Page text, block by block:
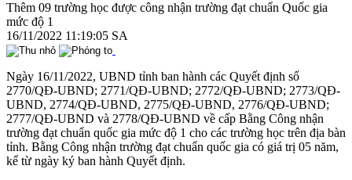
Thêm 09 trường học được công nhận trường đạt chuẩn Quốc gia
mức độ 1
16/11/2022 11:19:05 SA
Ngày 16/11/2022, UBND tỉnh ban hành các Quyết định số
2770/QĐ-UBND; 2771/QĐ-UBND; 2772/QĐ-UBND; 2773/QĐ-
UBND, 2774/QĐ-UBND, 2775/QĐ-UBND, 2776/QĐ-UBND;
2777/QĐ-UBND và 2778/QĐ-UBND về cấp Bằng Công nhận
trường đạt chuẩn quốc gia mức độ 1 cho các trường học trên địa bàn
tỉnh. Bằng Công nhận trường đạt chuẩn quốc gia có giá trị 05 năm,
kể từ ngày ký ban hành Quyết định.